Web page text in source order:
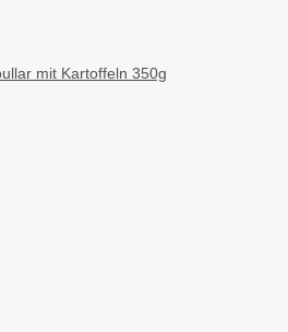
mit Kartoffeln 350g